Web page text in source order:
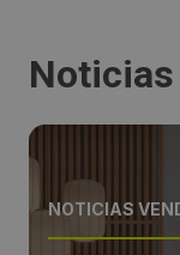
2026-05-06 /
NOTICIAS